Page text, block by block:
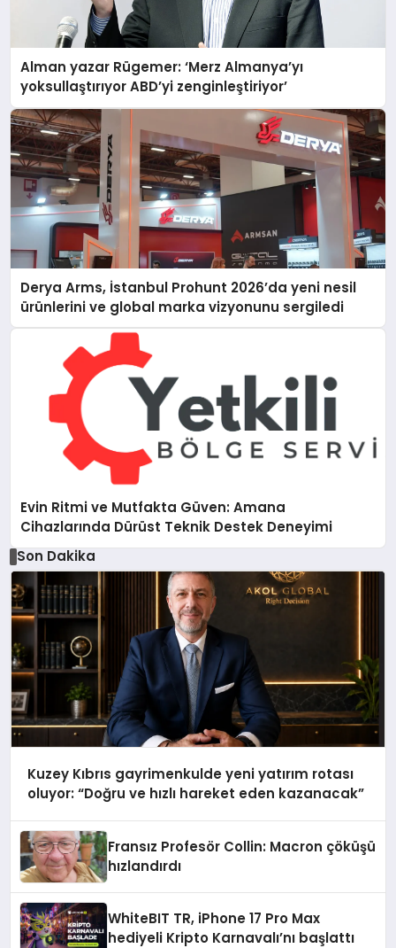
Alman yazar Rügemer: ‘Merz Almanya’yı
yoksullaştırıyor ABD’yi zenginleştiriyor’
Derya Arms, İstanbul Prohunt 2026’da yeni nesil
ürünlerini ve global marka vizyonunu sergiledi
Evin Ritmi ve Mutfakta Güven: Amana
Cihazlarında Dürüst Teknik Destek Deneyimi
Son Dakika
Kuzey Kıbrıs gayrimenkulde yeni yatırım rotası
oluyor: “Doğru ve hızlı hareket eden kazanacak”
Fransız Profesör Collin: Macron çöküşü
hızlandırdı
WhiteBIT TR, iPhone 17 Pro Max
hediyeli Kripto Karnavalı’nı başlattı